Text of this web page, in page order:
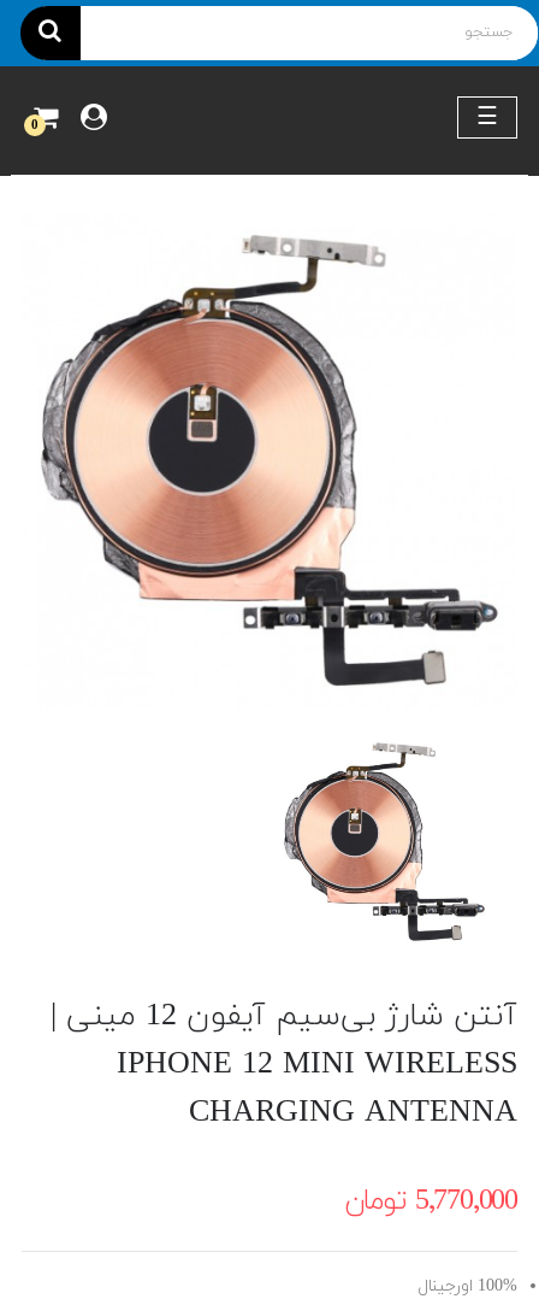
ناوبری
☰
0
آنتن شارژ بی‌سیم آیفون 12 مینی |
IPHONE 12 MINI WIRELESS
CHARGING ANTENNA
5٬770٬000 ‎تومان
100% اورجینال